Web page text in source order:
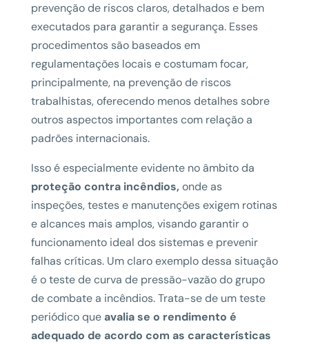
prevenção de riscos claros, detalhados e bem
executados para garantir a segurança. Esses
procedimentos são baseados em
regulamentações locais e costumam focar,
principalmente, na prevenção de riscos
trabalhistas, oferecendo menos detalhes sobre
outros aspectos importantes com relação a
padrões internacionais.
Isso é especialmente evidente no âmbito da
proteção contra incêndios, onde as
inspeções, testes e manutenções exigem rotinas
e alcances mais amplos, visando garantir o
funcionamento ideal dos sistemas e prevenir
falhas críticas. Um claro exemplo dessa situação
é o teste de curva de pressão-vazão do grupo
de combate a incêndios. Trata-se de um teste
periódico que avalia se o rendimento é
adequado de acordo com as características